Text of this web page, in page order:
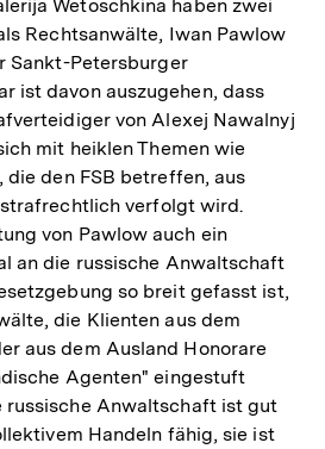
Wetoschkina haben zwei
Rechtsanwälte, Iwan Pawlow
Sankt-Petersburger
ist davon auszugehen, dass
von Alexej Nawalnyj
mit heiklen Themen wie
den FSB betreffen, aus
verfolgt wird.
von Pawlow auch ein
an die russische Anwaltschaft
so breit gefasst ist,
die Klienten aus dem
aus dem Ausland Honorare
Agenten" eingestuft
russische Anwaltschaft ist gut
Handeln fähig, sie ist